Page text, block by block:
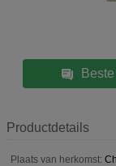
Productdetails
Plaats van herkomst: